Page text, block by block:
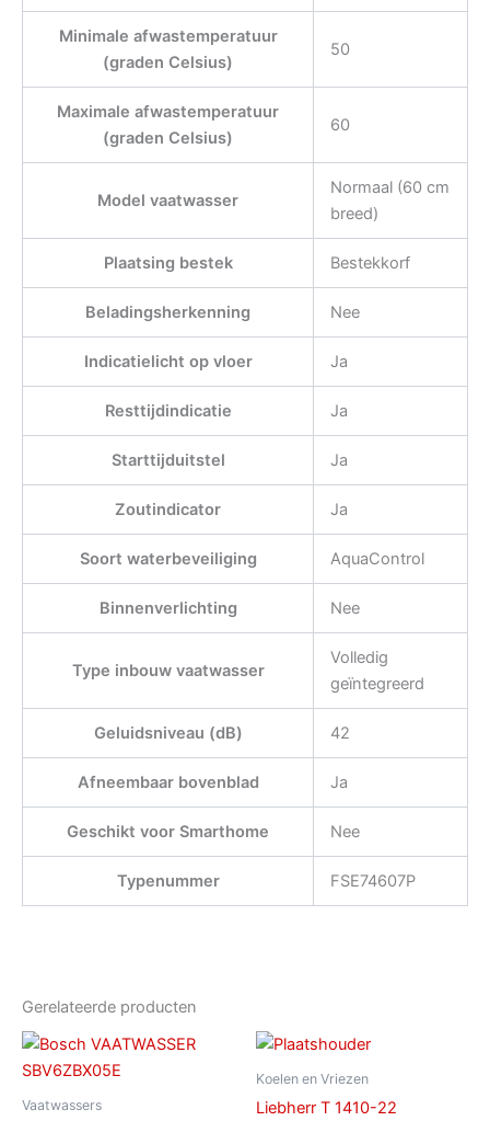
Minimale afwastemperatuur
(graden Celsius)
50
Maximale afwastemperatuur
(graden Celsius)
60
Model vaatwasser
Normaal (60 cm
breed)
Plaatsing bestek Bestekkorf
Beladingsherkenning Nee
Indicatielicht op vloer Ja
Resttijdindicatie Ja
Starttijduitstel Ja
Zoutindicator Ja
Soort waterbeveiliging AquaControl
Binnenverlichting Nee
Type inbouw vaatwasser
Volledig
geïntegreerd
Geluidsniveau (dB) 42
Afneembaar bovenblad Ja
Geschikt voor Smarthome Nee
Typenummer FSE74607P
Gerelateerde producten
Vaatwassers
Koelen en Vriezen
Liebherr T 1410-22